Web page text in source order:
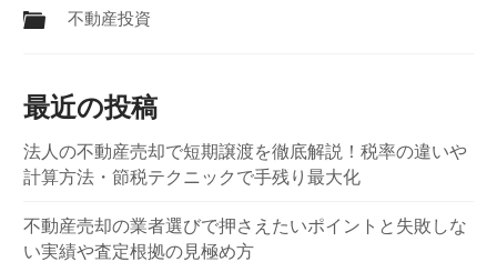
不動産投資
最近の投稿
法人の不動産売却で短期譲渡を徹底解説！税率の違いや
計算方法・節税テクニックで手残り最大化
不動産売却の業者選びで押さえたいポイントと失敗しな
い実績や査定根拠の見極め方